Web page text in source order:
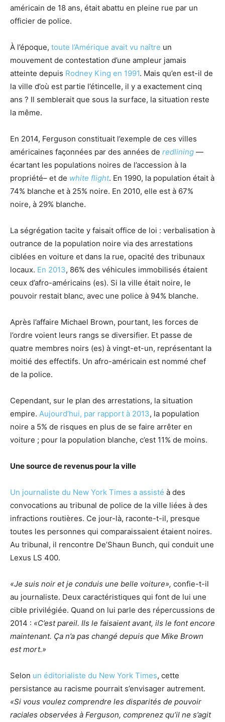
américain de 18 ans, était abattu en pleine rue par un
officier de police.
À l’époque, toute l’Amérique avait vu naître un
mouvement de contestation d’une ampleur jamais
atteinte depuis Rodney King en 1991. Mais qu’en est-il de
la ville d’où est partie l’étincelle, il y a exactement cinq
ans ? Il semblerait que sous la surface, la situation reste
la même.
En 2014, Ferguson constituait l’exemple de ces villes
américaines façonnées par des années de redlining —
écartant les populations noires de l’accession à la
propriété– et de white flight. En 1990, la population était à
74% blanche et à 25% noire. En 2010, elle est à 67%
noire, à 29% blanche.
La ségrégation tacite y faisait office de loi : verbalisation à
outrance de la population noire via des arrestations
ciblées en voiture et dans la rue, opacité des tribunaux
locaux. En 2013, 86% des véhicules immobilisés étaient
ceux d’afro-américains (es). Si la ville était noire, le
pouvoir restait blanc, avec une police à 94% blanche.
Après l’affaire Michael Brown, pourtant, les forces de
l’ordre voient leurs rangs se diversifier. Et passe de
quatre membres noirs (es) à vingt-et-un, représentant la
moitié des effectifs. Un afro-américain est nommé chef
de la police.
Cependant, sur le plan des arrestations, la situation
empire. Aujourd’hui, par rapport à 2013, la population
noire a 5% de risques en plus de se faire arrêter en
voiture ; pour la population blanche, c’est 11% de moins.
Une source de revenus pour la ville
Un journaliste du New York Times a assisté à des
convocations au tribunal de police de la ville liées à des
infractions routières. Ce jour-là, raconte-t-il, presque
toutes les personnes qui comparaissaient étaient noires.
Au tribunal, il rencontre De’Shaun Bunch, qui conduit une
Lexus LS 400.
«Je suis noir et je conduis une belle voiture», confie-t-il
au journaliste. Deux caractéristiques qui font de lui une
cible privilégiée. Quand on lui parle des répercussions de
2014 : «C’est pareil. Ils le faisaient avant, ils le font encore
maintenant. Ça n’a pas changé depuis que Mike Brown
est mort.»
Selon un éditorialiste du New York Times, cette
persistance au racisme pourrait s’envisager autrement.
«Si vous voulez comprendre les disparités de pouvoir
raciales observées à Ferguson, comprenez qu’il ne s’agit